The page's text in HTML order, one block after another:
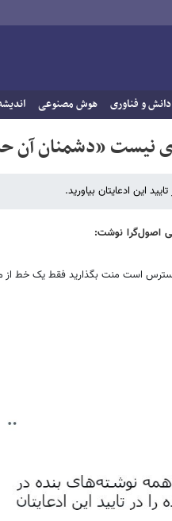
دانش و فناوری هوش مصنوعی
نیست «دشمنان آن
این ادعایتان بیاورید.
اصول‌گرا نوشت:
است منت بگذارید فقط یک خط از